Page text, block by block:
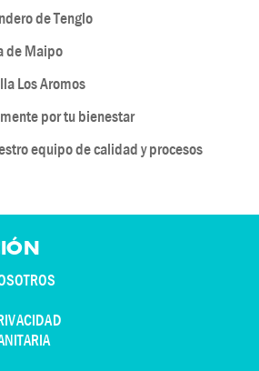
de Tenglo
de Maipo
Los Aromos
por tu bienestar
equipo de calidad y procesos